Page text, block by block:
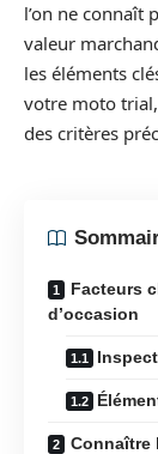
l’on ne connaît
valeur
les éléments
votre moto
des critères
Facteurs
d’occasion
Connaître